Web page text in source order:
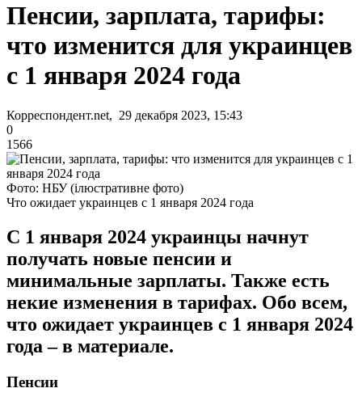
Пенсии, зарплата, тарифы:
что изменится для украинцев
с 1 января 2024 года
Корреспондент.net, 29 декабря 2023, 15:43
0
1566
Фото: НБУ (ілюстративне фото)
Что ожидает украинцев с 1 января 2024 года
С 1 января 2024 украинцы начнут
получать новые пенсии и
минимальные зарплаты. Также есть
некие изменения в тарифах. Обо всем,
что ожидает украинцев с 1 января 2024
года – в материале.
Пенсии